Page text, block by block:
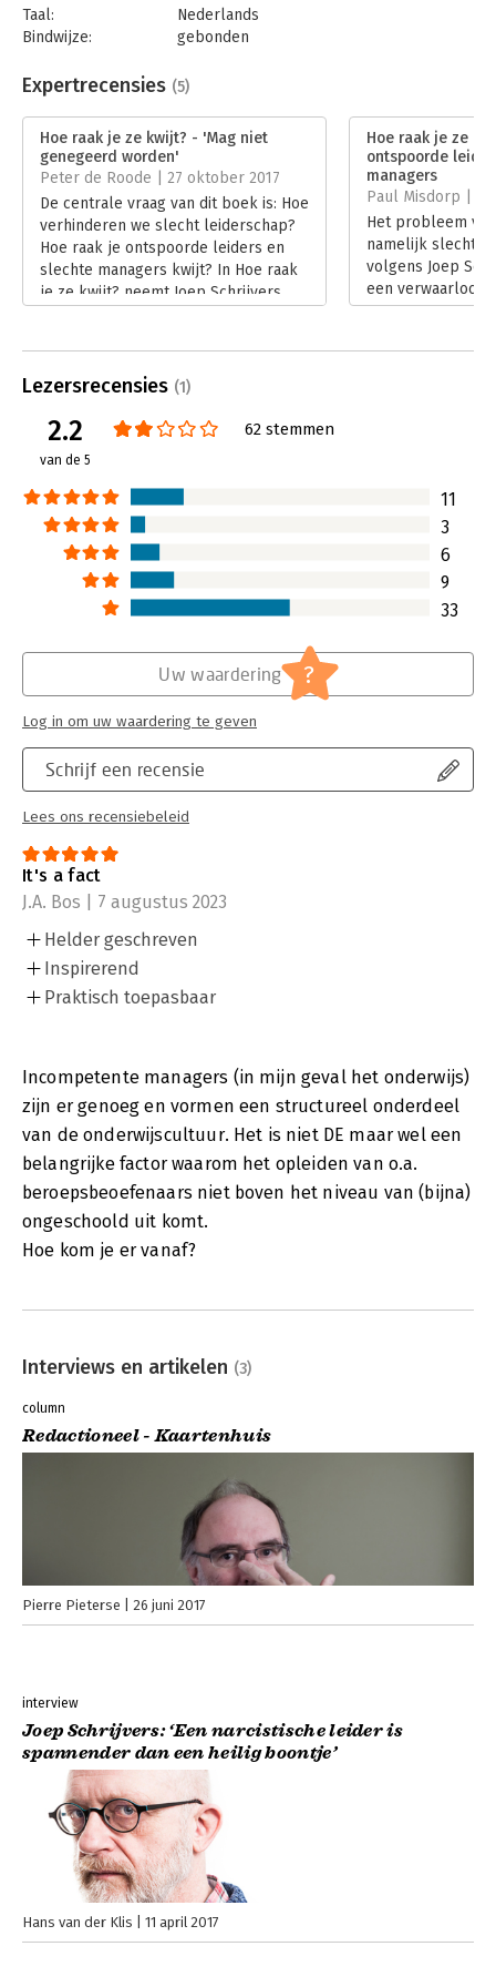
managers niet corrigeren en zelfs voortbrengen.
Gelukkig kunnen we aan de hand van dit boek ontsporing in
wordt een aantal technieken besproken die beginnen met
welwillende en constructieve maatregelen – het aspirientje bij
beginnende hoofdpijn – en eindigen met grootschalig
vreedzaam verzet – de intensive cure.
De vraag is niet: Hoe krijg je goede leiders? De vraag moet zijn:
Hoe komen we van slechte leiders af?!
Taal:
Nederlands
Bindwijze:
gebonden
Uitgever:
Scriptum
Verschijningsdatum:
Hoofdrubriek: Leiderschap
Expertrecensies (5)
Hoe raak je ze kwijt? - 'Mag niet
genegeerd worden'
Peter de Roode | 27 oktober 2017
De centrale vraag van dit boek is: Hoe
verhinderen we slecht leiderschap?
Hoe raak je ontspoorde leiders en
slechte managers kwijt? In Hoe raak
je ze kwijt? neemt Joep Schrijvers
Lees verder
Hoe raak je ze
ontspoorde
managers
Paul Misdorp | 17
Het probleem
namelijk slecht
volgens Joep
een
tijd de
niet mee te gaan
Lezersrecensies (1)
2.2
van de 5
62 stemmen
11
3
6
9
33
Schrijf een recensie
Lees ons recensiebeleid
Uw waardering ?
Log in om uw waardering te geven
It's a fact
J.A. Bos | 7 augustus 2023
Helder geschreven
Inspirerend
Praktisch toepasbaar
Incompetente managers (in mijn geval het onderwijs)
zijn er genoeg en vormen een structureel onderdeel
van de onderwijscultuur. Het is niet DE maar wel een
belangrijke factor waarom het opleiden van o.a.
beroepsbeoefenaars niet boven het niveau van (bijna)
ongeschoold uit komt.
Hoe kom je er vanaf?
Interviews en artikelen (3)
column
Redactioneel - Kaartenhuis
Pierre Pieterse 26 juni 2017
interview
Joep Schrijvers: ‘Een narcistische leider is
spannender dan een heilig boontje’
Hans van der Klis 11 april 2017